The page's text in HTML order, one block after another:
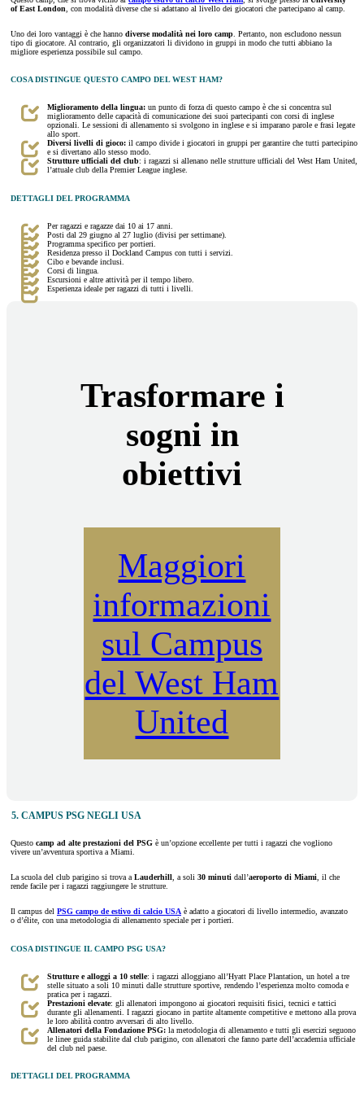
of East London , con modalità diverse che si adattano al livello dei giocatori che partecipano al camp.
Uno dei loro vantaggi è che hanno diverse modalità nei loro camp . Pertanto, non escludono nessun
tipo di giocatore. Al contrario, gli organizzatori li dividono in gruppi in modo che tutti abbiano la
migliore esperienza possibile sul campo.
COSA DISTINGUE QUESTO CAMPO DEL WEST HAM?
Miglioramento della lingua: un punto di forza di questo campo è che si concentra sul
miglioramento delle capacità di comunicazione dei suoi partecipanti con corsi di inglese
opzionali. Le sessioni di allenamento si svolgono in inglese e si imparano parole e frasi legate
allo sport.
Diversi livelli di gioco: il campo divide i giocatori in gruppi per garantire che tutti partecipino
e si divertano allo stesso modo.
Strutture ufficiali del club: i ragazzi si allenano nelle strutture ufficiali del West Ham United,
l’attuale club della Premier League inglese.
DETTAGLI DEL PROGRAMMA
Per ragazzi e ragazze dai 10 ai 17 anni.
Posti dal 29 giugno al 27 luglio (divisi per settimane).
Programma specifico per portieri.
Residenza presso il Dockland Campus con tutti i servizi.
Cibo e bevande inclusi.
Corsi di lingua.
Escursioni e altre attività per il tempo libero.
Esperienza ideale per ragazzi di tutti i livelli.
Trasformare i
sogni in
obiettivi
Maggiori
informazioni
sul Campus
del West Ham
United
5. CAMPUS PSG NEGLI USA
Questo camp ad alte prestazioni del PSG è un’opzione eccellente per tutti i ragazzi che vogliono
vivere un’avventura sportiva a Miami.
La scuola del club parigino si trova aLauderhill, a soli 30 minuti dall’aeroporto di Miami, il che
rende facile per i ragazzi raggiungere le strutture.
Il campus del PSG campo de estivo di calcio USA è adatto a giocatori di livello intermedio, avanzato
o d’élite, con una metodologia di allenamento speciale per i portieri.
COSA DISTINGUE IL CAMPO PSG USA?
Strutture e alloggi a 10 stelle: i ragazzi alloggiano all’Hyatt Place Plantation, un hotel a tre
stelle situato a soli 10 minuti dalle strutture sportive, rendendo l’esperienza molto comoda e
pratica per i ragazzi.
Prestazioni elevate: gli allenatori impongono ai giocatori requisiti fisici, tecnici e tattici
durante gli allenamenti. I ragazzi giocano in partite altamente competitive e mettono alla prova
le loro abilità contro avversari di alto livello.
Allenatori della Fondazione PSG: la metodologia di allenamento e tutti gli esercizi seguono
le linee guida stabilite dal club parigino, con allenatori che fanno parte dell’accademia ufficiale
del club nel paese.
DETTAGLI DEL PROGRAMMA